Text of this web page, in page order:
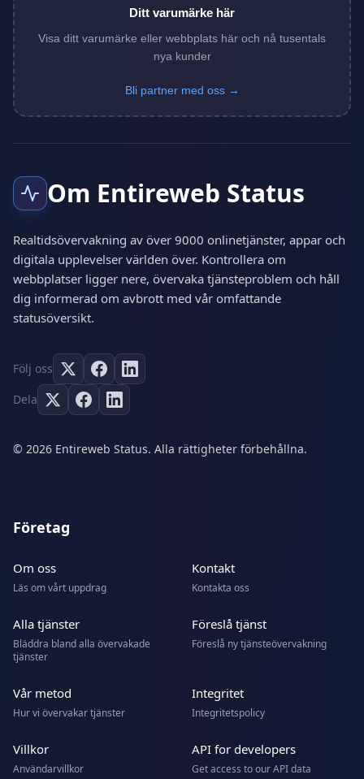
Ditt varumärke här
Visa ditt varumärke eller webbplats här och nå tusentals
nya kunder
Bli partner med oss →
Om Entireweb Status
Realtidsövervakning av över 9000 onlinetjänster, appar och
digitala upplevelser världen över. Kontrollera om
webbplatser ligger nere, övervaka tjänsteproblem och håll
dig informerad om avbrott med vår omfattande
statusöversikt.
Följ oss
Dela
© 2026 Entireweb Status. Alla rättigheter förbehållna.
Företag
Om oss
Läs om vårt uppdrag
Kontakt
Kontakta oss
Alla tjänster
Bläddra bland alla övervakade
tjänster
Föreslå tjänst
Föreslå ny tjänsteövervakning
Vår metod
Hur vi övervakar tjänster
Integritet
Integritetspolicy
Villkor
Användarvillkor
API for developers
Get access to our API data